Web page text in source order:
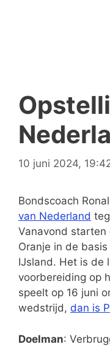
10 juni 2024,
Bondscoach
van Nederland
Vanavond starten
Oranje in de
IJsland. Het is de
voorbereiding op
speelt op 16 juni
wedstrijd, dan is
Doelman: